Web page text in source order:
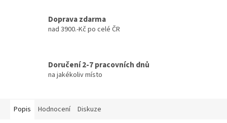
Doprava zdarma
nad 3900.-Kč po celé ČR
Doručení 2-7 pracovních dnů
na jakékoliv místo
Popis Hodnocení Diskuze